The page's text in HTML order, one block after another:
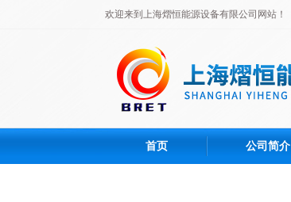
欢迎来到上海熠恒能源设备有限公司网站！
首页 公司简介